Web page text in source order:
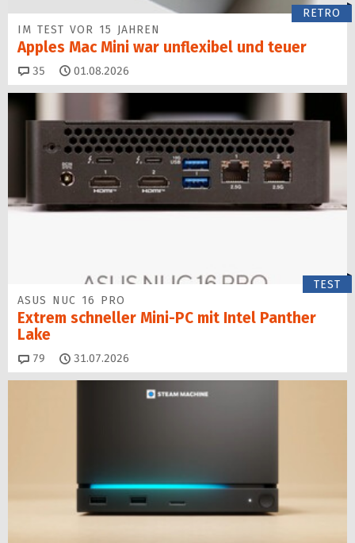
RETRO
IM TEST VOR 15 JAHREN
Apples Mac Mini war unflexibel und teuer
35 Kommentare
01.08.2026
TEST
ASUS NUC 16 PRO
Extrem schneller Mini-PC mit Intel Panther
Lake
79 Kommentare
31.07.2026